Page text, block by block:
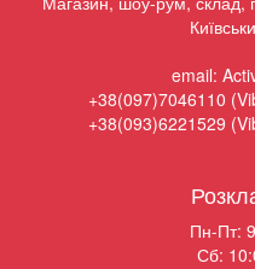
email:
+38(097)7046110
+38(093)6221529
Пн-Пт:
Сб: